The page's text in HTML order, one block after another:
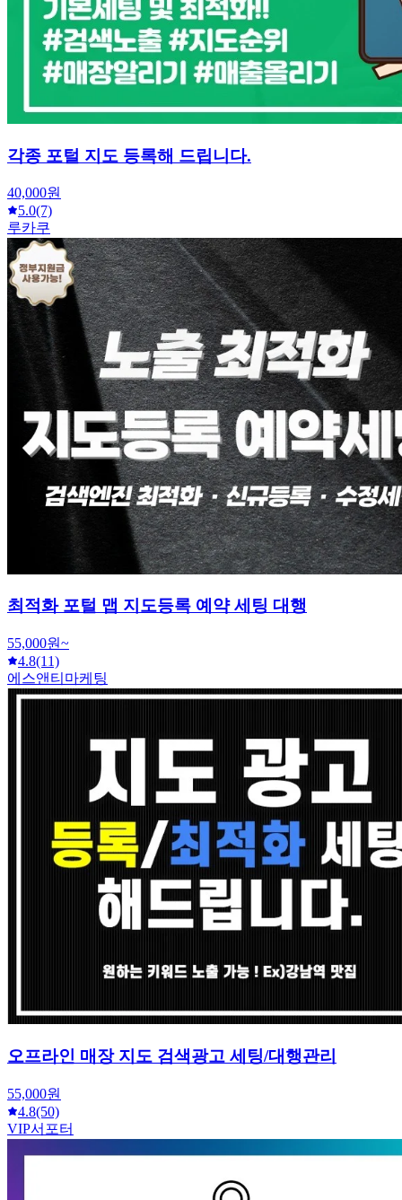
각종 포털 지도 등록해 드립니다.
40,000원
5.0(7)
루카쿠
최적화 포털 맵 지도등록 예약 세팅 대행
55,000원~
4.8(11)
에스앤티마케팅
오프라인 매장 지도 검색광고 세팅/대행관리
55,000원
4.8(50)
VIP서포터